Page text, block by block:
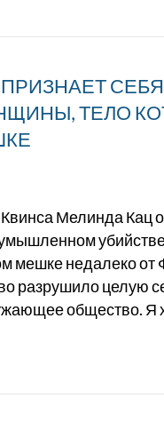
ТЕЛО
Мелинда Кац
мешке недалеко от
разрушило целую
общество. Я